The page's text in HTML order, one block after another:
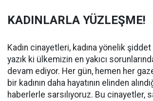
KADINLARLA YÜZLEŞME!
Kadın cinayetleri, kadına yönelik şiddet
yazık ki ülkemizin en yakıcı
devam ediyor. Her gün, hemen her
bir kadının daha hayatının elinden
haberlerle sarsılıyoruz. Bu cinayetler,